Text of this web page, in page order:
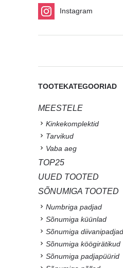
Instagram
TOOTEKATEGOORIAD
MEESTELE
Kinkekomplektid
Tarvikud
Vaba aeg
TOP25
UUED TOOTED
SÕNUMIGA TOOTED
Numbriga padjad
Sõnumiga küünlad
Sõnumiga diivanipadjad
Sõnumiga köögirätikud
Sõnumiga padjapüürid